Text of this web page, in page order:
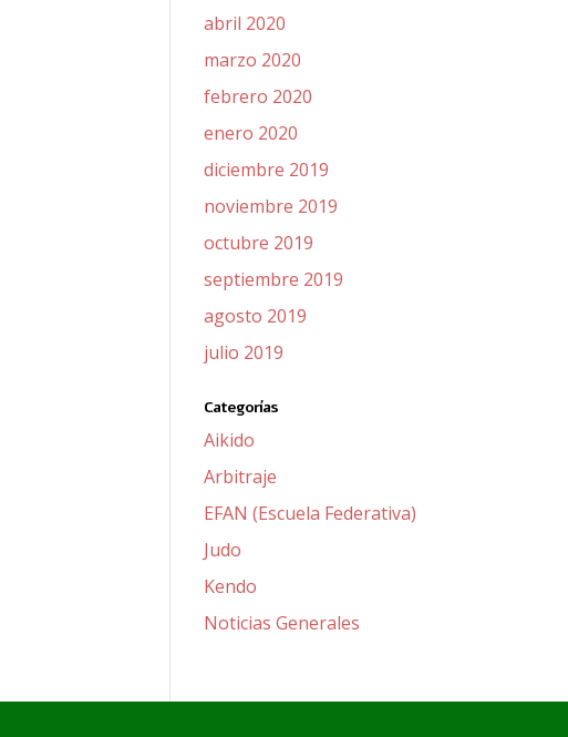
abril 2020
marzo 2020
febrero 2020
enero 2020
diciembre 2019
noviembre 2019
octubre 2019
septiembre 2019
agosto 2019
julio 2019
Categorías
Aikido
Arbitraje
EFAN (Escuela Federativa)
Judo
Kendo
Noticias Generales